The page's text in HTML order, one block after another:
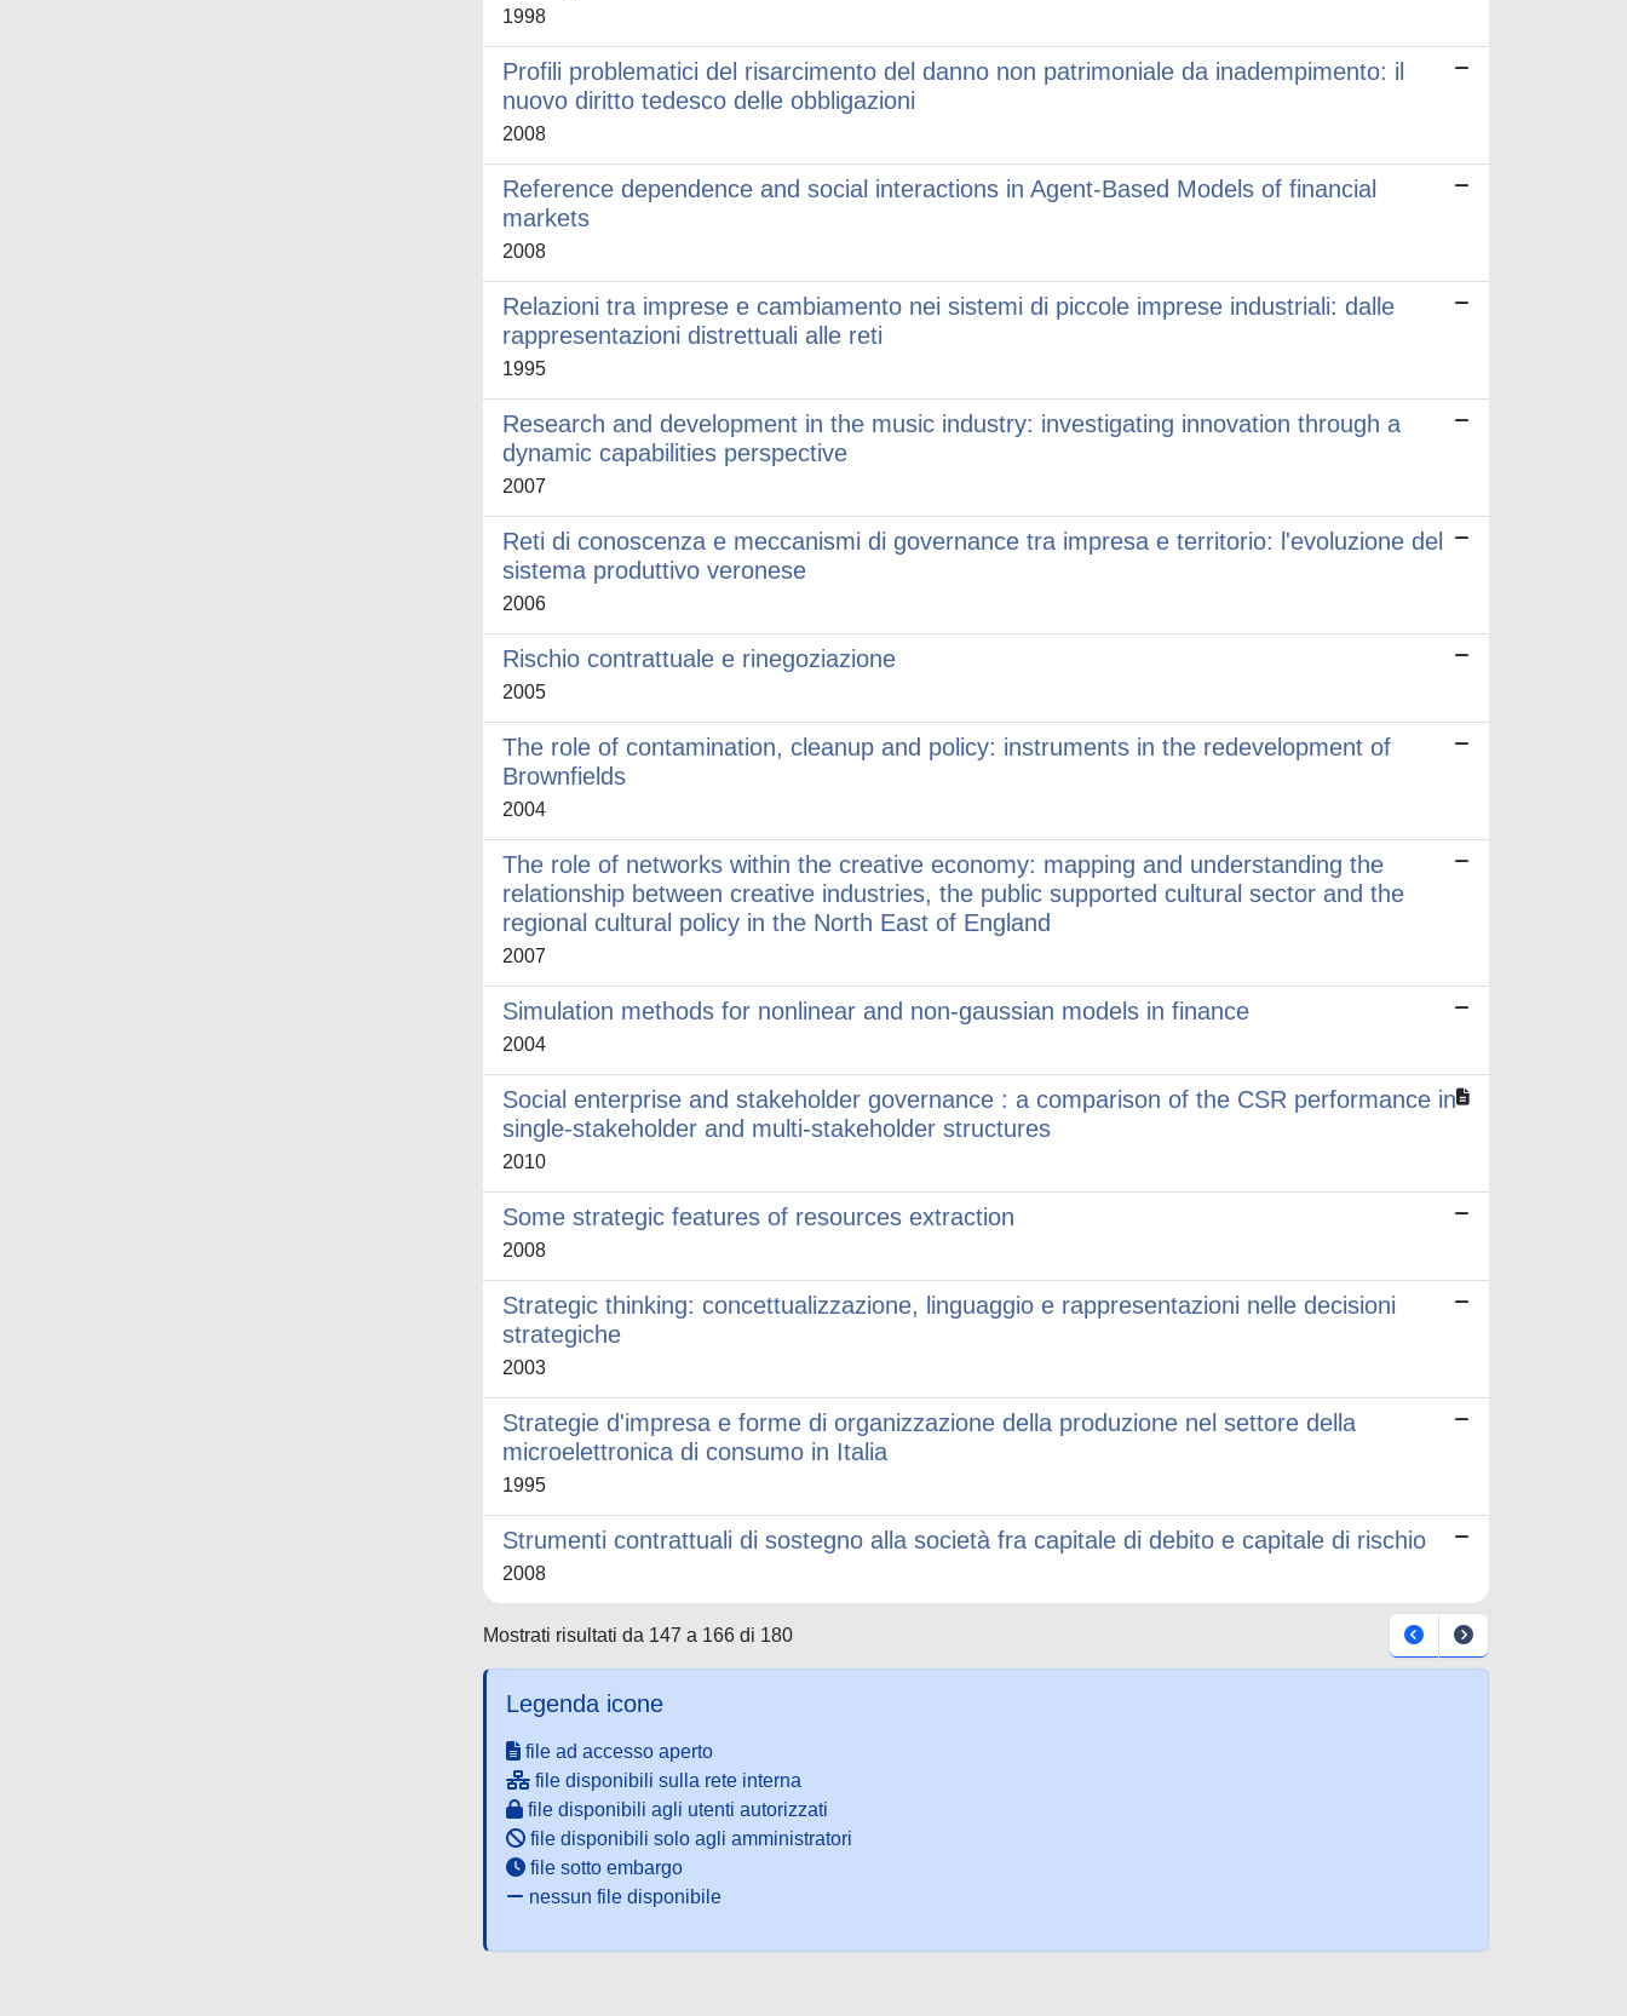
1998
Profili problematici del risarcimento del danno non patrimoniale da inadempimento: il
nuovo diritto tedesco delle obbligazioni
2008
Reference dependence and social interactions in Agent-Based Models of financial
markets
2008
Relazioni tra imprese e cambiamento nei sistemi di piccole imprese industriali: dalle
rappresentazioni distrettuali alle reti
1995
Research and development in the music industry: investigating innovation through a
dynamic capabilities perspective
2007
Reti di conoscenza e meccanismi di governance tra impresa e territorio: l'evoluzione del
sistema produttivo veronese
2006
Rischio contrattuale e rinegoziazione
2005
The role of contamination, cleanup and policy: instruments in the redevelopment of
Brownfields
2004
The role of networks within the creative economy: mapping and understanding the
relationship between creative industries, the public supported cultural sector and the
regional cultural policy in the North East of England
2007
Simulation methods for nonlinear and non-gaussian models in finance
2004
Social enterprise and stakeholder governance : a comparison of the CSR performance in
single-stakeholder and multi-stakeholder structures
2010
Some strategic features of resources extraction
2008
Strategic thinking: concettualizzazione, linguaggio e rappresentazioni nelle decisioni
strategiche
2003
Strategie d'impresa e forme di organizzazione della produzione nel settore della
microelettronica di consumo in Italia
1995
Strumenti contrattuali di sostegno alla società fra capitale di debito e capitale di rischio
2008
Mostrati risultati da 147 a 166 di 180
Legenda icone
file ad accesso aperto
file disponibili sulla rete interna
file disponibili agli utenti autorizzati
file disponibili solo agli amministratori
file sotto embargo
nessun file disponibile